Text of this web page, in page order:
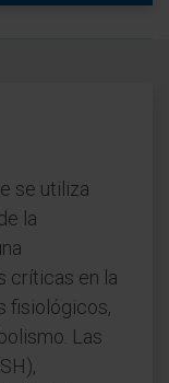
se utiliza
la
críticas en la
fisiológicos,
Las